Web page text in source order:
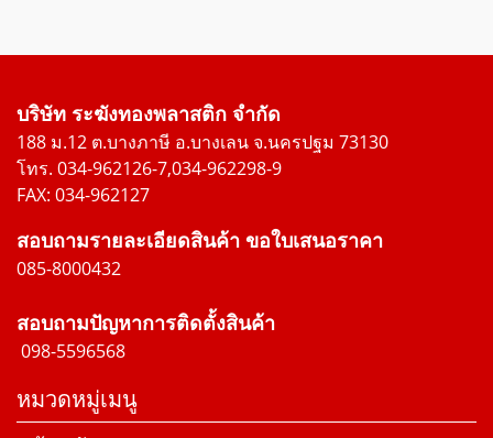
บริษัท ระฆังทองพลาสติก จำกัด
188 ม.12 ต.บางภาษี อ.บางเลน จ.นครปฐม 73130
โทร. 034-962126-7,034-962298-9
FAX: 034-962127
สอบถามรายละเอียดสินค้า ขอใบเสนอราคา
085-8000432
สอบถามปัญหาการติดตั้งสินค้า
098-5596568
หมวดหมู่เมนู